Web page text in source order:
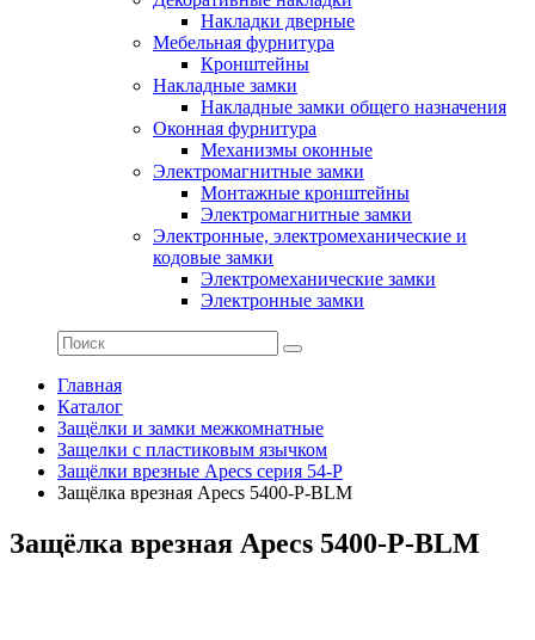
Накладки дверные
Мебельная фурнитура
Кронштейны
Накладные замки
Накладные замки общего назначения
Оконная фурнитура
Механизмы оконные
Электромагнитные замки
Монтажные кронштейны
Электромагнитные замки
Электронные, электромеханические и
кодовые замки
Электромеханические замки
Электронные замки
Главная
Каталог
Защёлки и замки межкомнатные
Защелки с пластиковым язычком
Защёлки врезные Apecs серия 54-P
Защёлка врезная Apecs 5400-P-BLM
Защёлка врезная Apecs 5400-P-BLM